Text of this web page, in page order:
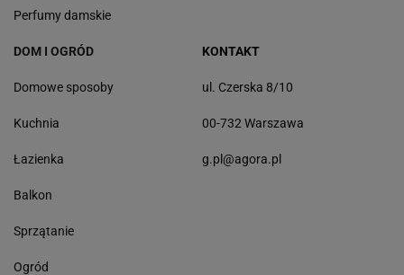
Perfumy damskie
DOM I OGRÓD
Domowe sposoby
Kuchnia
Łazienka
Balkon
Sprzątanie
Ogród
KONTAKT
ul. Czerska 8/10
00-732 Warszawa
g.pl@agora.pl